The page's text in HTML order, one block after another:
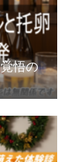
悟の